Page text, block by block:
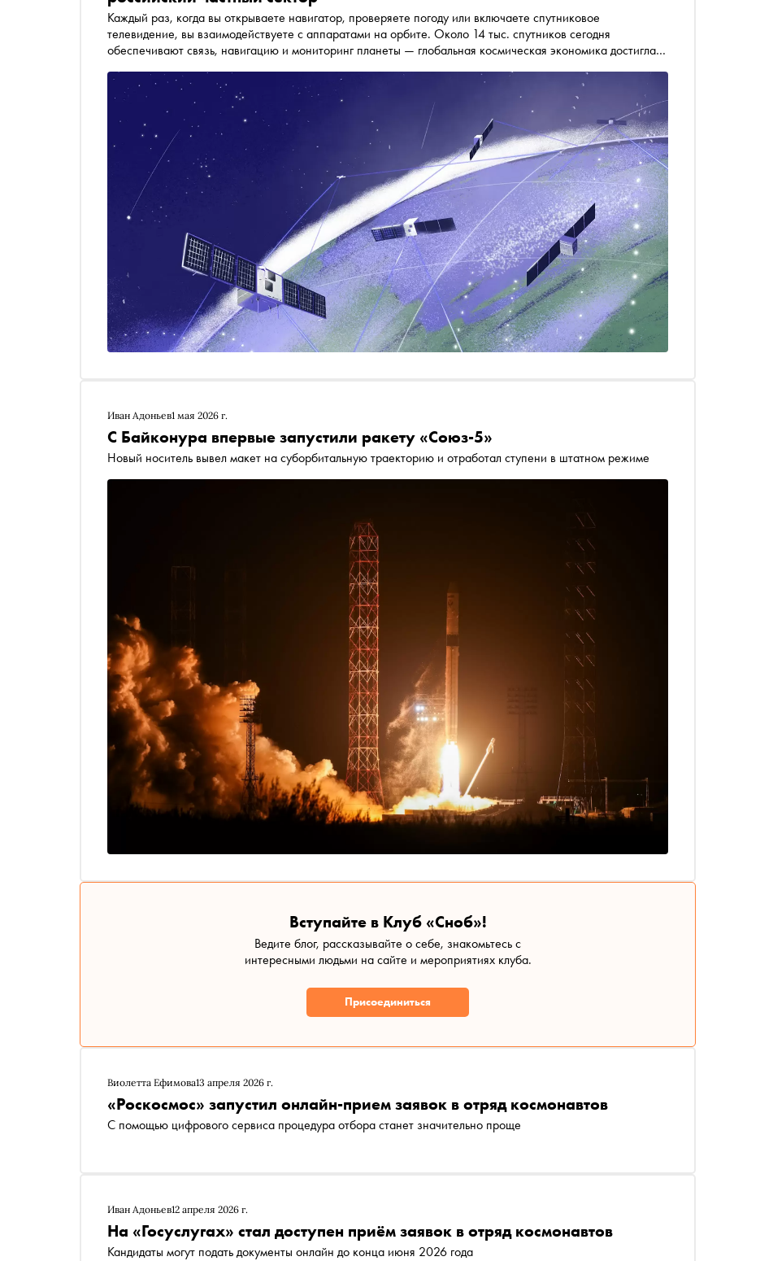
Каждый раз, когда вы открываете навигатор, проверяете погоду или включаете спутниковое
телевидение, вы взаимодействуете с аппаратами на орбите. Около 14 тыс. спутников сегодня
обеспечивают связь, навигацию и мониторинг планеты — глобальная космическая экономика достигла
полёта Гагарина — о том, в какой точке находится мировая и российская космонавтика и почему
равнодушным остаться не получится
Иван Адоньев1 мая 2026 г.
С Байконура впервые запустили ракету «Союз-5»
Новый носитель вывел макет на суборбитальную траекторию и отработал ступени в штатном режиме
Вступайте в Клуб «Сноб»!
Ведите блог, рассказывайте о себе, знакомьтесь с
интересными людьми на сайте и мероприятиях клуба.
Присоединиться
Виолетта Ефимова13 апреля 2026 г.
«Роскосмос» запустил онлайн-прием заявок в отряд космонавтов
С помощью цифрового сервиса процедура отбора станет значительно проще
Иван Адоньев12 апреля 2026 г.
На «Госуслугах» стал доступен приём заявок в отряд космонавтов
Кандидаты могут подать документы онлайн до конца июня 2026 года